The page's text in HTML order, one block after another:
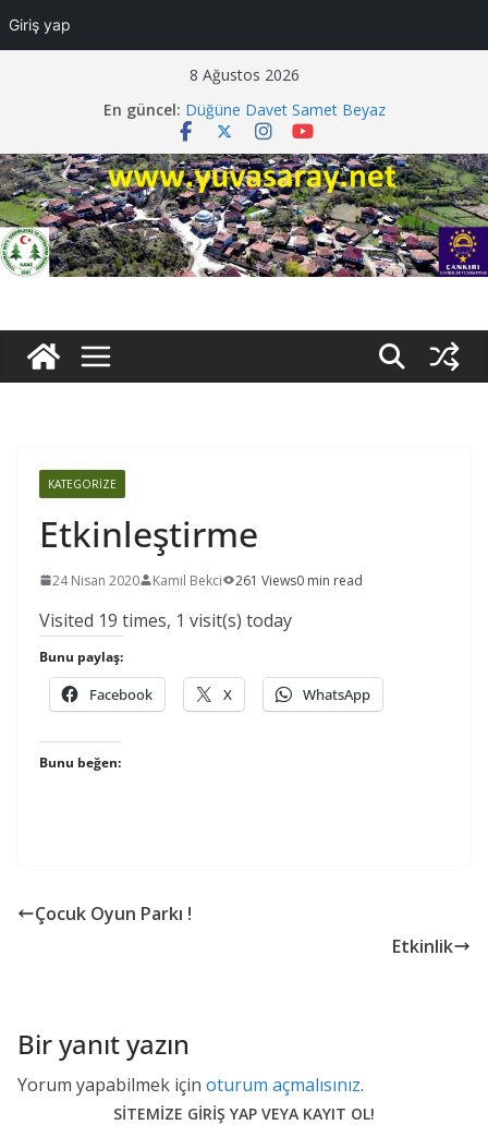
Giriş yap
8 Ağustos 2026
En güncel: Düğüne Davet Samet Beyaz
Vefat Ayşe Tiryaki
Vefat Fazlı Sarı
Vefat Mecit Tenbel
Davetiye Faruk Darendeli
KATEGORİZE
Etkinleştirme
24 Nisan 2020 Kamil Bekci 261 Views0 min read
Visited 19 times, 1 visit(s) today
Bunu paylaş:
Facebook X WhatsApp
Bunu beğen:
Çocuk Oyun Parkı !
Etkinlik
Bir yanıt yazın
Yorum yapabilmek için oturum açmalısınız.
SİTEMİZE GİRİŞ YAP VEYA KAYIT OL!